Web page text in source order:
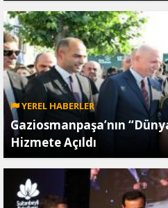
YEREL HABERLER
Gaziosmanpaşa’nın
Hizmete Açıldı